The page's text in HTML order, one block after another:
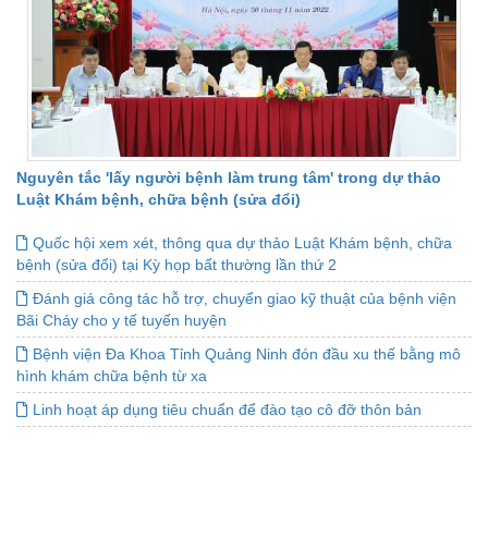
Nguyên tắc 'lấy người bệnh làm trung tâm' trong dự thảo
Luật Khám bệnh, chữa bệnh (sửa đổi)
Quốc hội xem xét, thông qua dự thảo Luật Khám bệnh, chữa
bệnh (sửa đổi) tại Kỳ họp bất thường lần thứ 2
Đánh giá công tác hỗ trợ, chuyển giao kỹ thuật của bệnh viện
Bãi Cháy cho y tế tuyến huyện
Bệnh viện Đa Khoa Tỉnh Quảng Ninh đón đầu xu thế bằng mô
hình khám chữa bệnh từ xa
Linh hoạt áp dụng tiêu chuẩn để đào tạo cô đỡ thôn bản